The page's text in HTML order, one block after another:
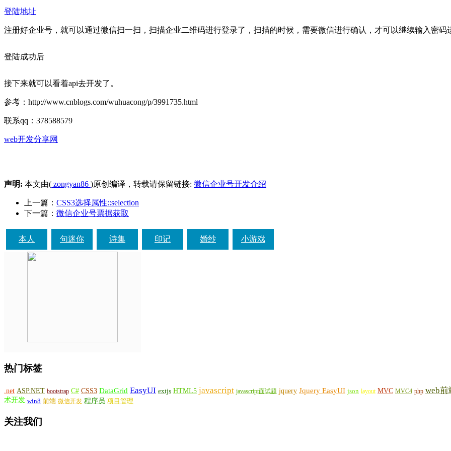
登陆地址
注册好企业号，就可以通过微信扫一扫，扫描企业二维码进行登录了，扫描的时候，需要微信进行确认，才可以继续输入密码
登陆成功后
接下来就可以看着api去开发了。
参考：http://www.cnblogs.com/wuhuacong/p/3991735.html
联系qq：378588579
web开发分享网
声明: 本文由( zongyan86 )原创编译，转载请保留链接: 微信企业号开发介绍
上一篇： CSS3选择属性::selection
下一篇： 微信企业号票据获取
本人 句迷你 诗集 印记 婚纱 小游戏
热门标签
.net ASP.NET bootstrap C# CSS3 DataGrid EasyUI extjs HTML5 javascript javascript面试题 jquery Jquery EasyUI json layout MVC MVC4 php web前
术开发 win8 前端 微信开发 程序员 项目管理
关注我们